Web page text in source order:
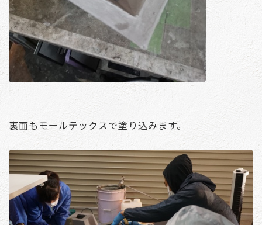
裏面もモールテックスで塗り込みます。